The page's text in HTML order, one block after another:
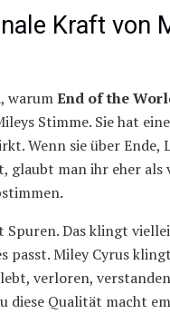
Kraft von
warumEnd of the
Stimme. Sie hat
Wenn sie über Ende,
glaubt man ihr eher als
Das klingt
passt. Miley Cyrus
verloren,
diese Qualität macht